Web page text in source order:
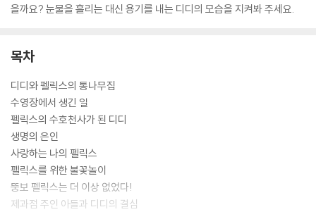
을까요? 눈물을 흘리는 대신 용기를 내는 디디의 모습을 지켜봐 주세요.
목차
디디와 펠릭스의 통나무집
수영장에서 생긴 일
펠릭스의 수호천사가 된 디디
생명의 은인
사랑하는 나의 펠릭스
펠릭스를 위한 불꽃놀이
뚱보 펠릭스는 더 이상 없었다!
제과점 주인 아들과 디디의 결심